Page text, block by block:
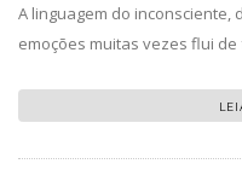
A linguagem do inconsciente,
emoções muitas vezes flui de